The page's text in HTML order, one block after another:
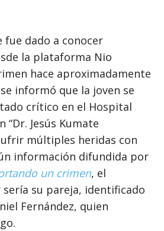
fue dado a conocer
la plataforma Nio
hace aproximadamente
informó que la joven se
crítico en el Hospital
“Dr. Jesús Kumate
múltiples heridas con
información difundida por
un crimen, el
su pareja, identificado
Fernández, quien